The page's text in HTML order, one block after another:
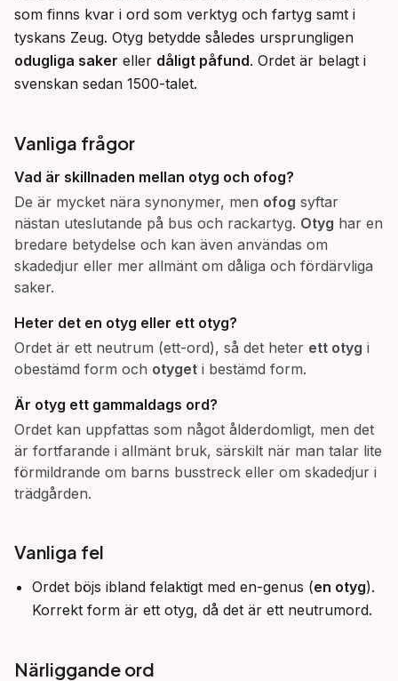
som finns kvar i ord som verktyg och fartyg samt i
odugliga saker eller dåligt påfund. Ordet är belagt i
svenskan sedan 1500-talet.
Vanliga frågor
Vad är skillnaden mellan otyg och ofog?
De är mycket nära synonymer, men ofog syftar
nästan uteslutande på bus och rackartyg. Otyg har en
bredare betydelse och kan även användas om
skadedjur eller mer allmänt om dåliga och fördärvliga
saker.
Heter det en otyg eller ett otyg?
Ordet är ett neutrum (ett-ord), så det heter ett otyg i
obestämd form och otyget i bestämd form.
Är otyg ett gammaldags ord?
Ordet kan uppfattas som något ålderdomligt, men det
är fortfarande i allmänt bruk, särskilt när man talar lite
förmildrande om barns busstreck eller om skadedjur i
trädgården.
Vanliga fel
Ordet böjs ibland felaktigt med en-genus (en otyg).
Korrekt form är ett otyg, då det är ett neutrumord.
Närliggande ord